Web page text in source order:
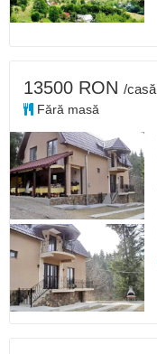
13500 RON /casă
Fără masă